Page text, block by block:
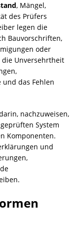
, Mängel,
des Prüfers
legen die
Bauvorschriften,
oder
Unversehrtheit
das Fehlen
nachzuweisen,
System
Komponenten.
und